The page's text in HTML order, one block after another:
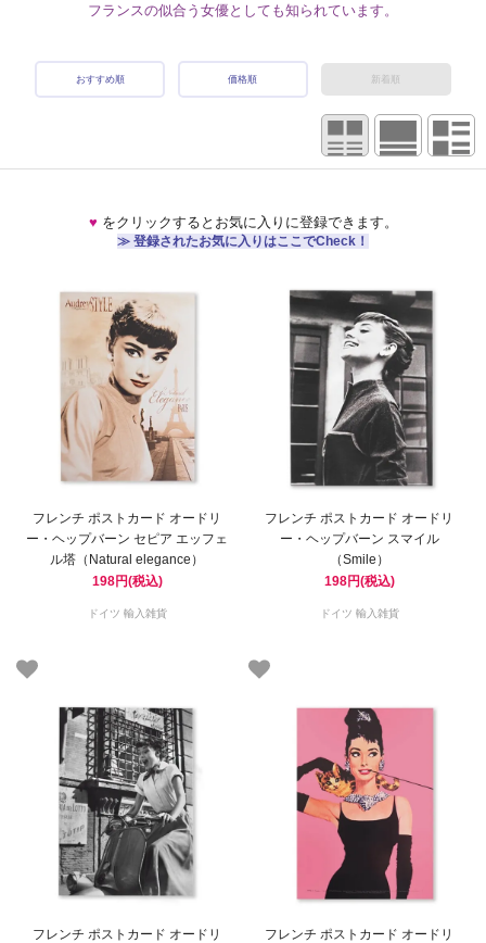
フランスの似合う女優としても知られています。
おすすめ順 価格順 新着順
♥ をクリックするとお気に入りに登録できます。
≫ 登録されたお気に入りはここでCheck！
フレンチ ポストカード オードリ
ー・ヘップバーン セピア エッフェ
ル塔（Natural elegance）
198円(税込)
ドイツ 輸入雑貨
フレンチ ポストカード オードリ
ー・ヘップバーン スマイル
（Smile）
198円(税込)
ドイツ 輸入雑貨
フレンチ ポストカード オードリ
フレンチ ポストカード オードリ